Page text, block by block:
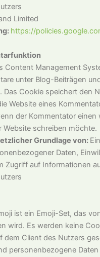
Limited
https://
Content Management
unter Blog-Beiträgen
Das Cookie speichert den
Website eines
der Kommentator einen
Website schreiben möchte.
Grundlage von:
Daten,
Zugriff auf Informationen
ist ein Emoji-Set, das
wird. Es werden keine
dem Client des Nutzers
personenbezogene Daten